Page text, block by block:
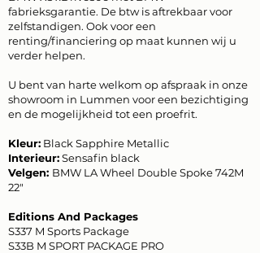
fabrieksgarantie. De btw is aftrekbaar voor
zelfstandigen. Ook voor een
renting/financiering op maat kunnen wij u
verder helpen.
U bent van harte welkom op afspraak in onze
showroom in Lummen voor een bezichtiging
en de mogelijkheid tot een proefrit.
Kleur: Black Sapphire Metallic
Interieur:Sensafin black
Velgen: BMW LA Wheel Double Spoke 742M
22"
Editions And Packages
S337 M Sports Package
S33B M SPORT PACKAGE PRO